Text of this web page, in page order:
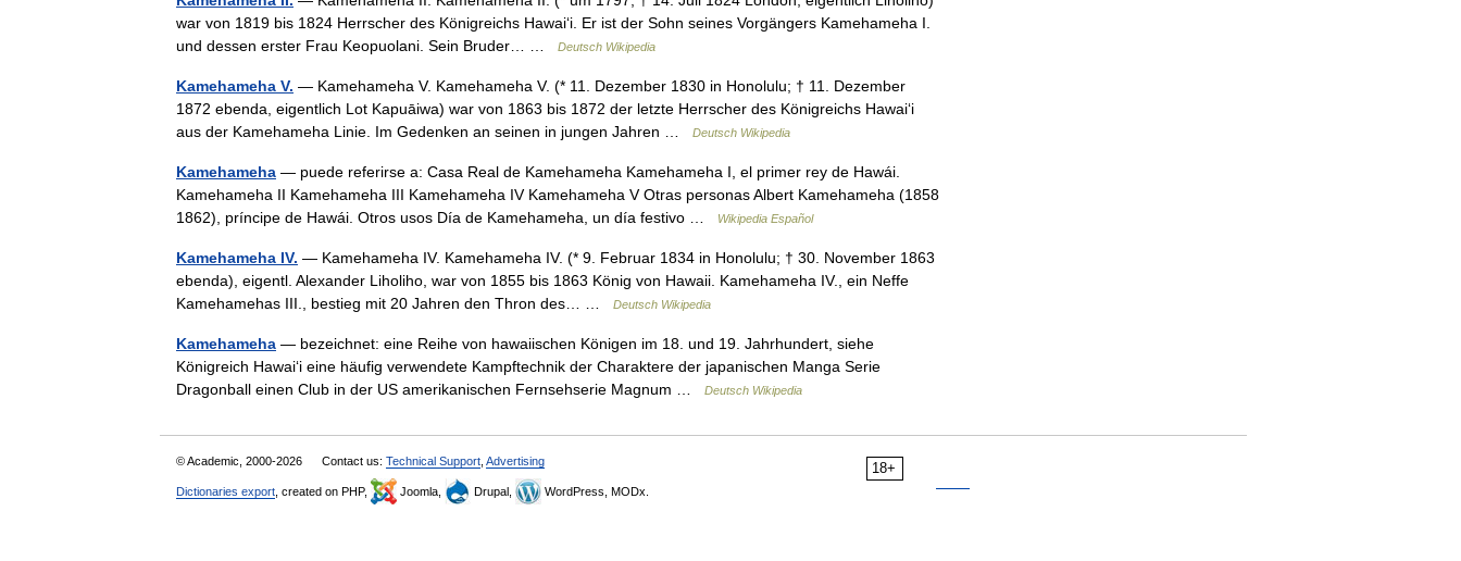
war von 1819 bis 1824 Herrscher des Königreichs Hawaiʻi. Er ist der Sohn seines Vorgängers Kamehameha I.
und dessen erster Frau Keopuolani. Sein Bruder… …
Deutsch Wikipedia
Kamehameha V. — Kamehameha V. Kamehameha V. (* 11. Dezember 1830 in Honolulu; † 11. Dezember
1872 ebenda, eigentlich Lot Kapuāiwa) war von 1863 bis 1872 der letzte Herrscher des Königreichs Hawaiʻi
aus der Kamehameha Linie. Im Gedenken an seinen in jungen Jahren …
Deutsch Wikipedia
Kamehameha — puede referirse a: Casa Real de Kamehameha Kamehameha I, el primer rey de Hawái.
Kamehameha II Kamehameha III Kamehameha IV Kamehameha V Otras personas Albert Kamehameha (1858
1862), príncipe de Hawái. Otros usos Día de Kamehameha, un día festivo …
Wikipedia Español
Kamehameha IV. — Kamehameha IV. Kamehameha IV. (* 9. Februar 1834 in Honolulu; † 30. November 1863
ebenda), eigentl. Alexander Liholiho, war von 1855 bis 1863 König von Hawaii. Kamehameha IV., ein Neffe
Kamehamehas III., bestieg mit 20 Jahren den Thron des… …
Deutsch Wikipedia
Kamehameha — bezeichnet: eine Reihe von hawaiischen Königen im 18. und 19. Jahrhundert, siehe
Königreich Hawaiʻi eine häufig verwendete Kampftechnik der Charaktere der japanischen Manga Serie
Dragonball einen Club in der US amerikanischen Fernsehserie Magnum …
Deutsch Wikipedia
18+
© Academic, 2000-2026 Contact us: Technical Support Advertising
Dictionaries export , created on PHP, Joomla, Drupal, WordPress, MODx.